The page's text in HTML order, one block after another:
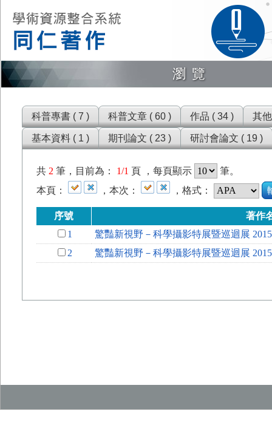
瀏覽
基本資料 ( 1 ) 期刊論文 ( 23 ) 研討會論文 ( 19 )
科普專書 ( 7 ) 科普文章 ( 60 ) 作品 ( 34 ) 其
共 2 筆，目前為： 1/1 頁 ，每頁顯示
筆。
本頁：
，本次： ，格式：
序號
著作
1
驚豔新視野－科學攝影特展暨巡迴展
2
驚豔新視野－科學攝影特展暨巡迴展